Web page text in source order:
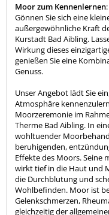
Moor zum Kennenlernen:
Gönnen Sie sich eine
außergewöhnliche Kraft
Kurstadt Bad Aibling.
Wirkung dieses
genießen Sie eine
Genuss.
Unser Angebot lädt Sie
Atmosphäre
Moorzeremonie im
Therme Bad Aibling. In
wohltuender
beruhigenden,
Effekte des Moors. Seine
wirkt tief in die Haut und
die Durchblutung und
Wohlbefinden. Moor ist
Gelenkschmerzen,
gleichzeitig der